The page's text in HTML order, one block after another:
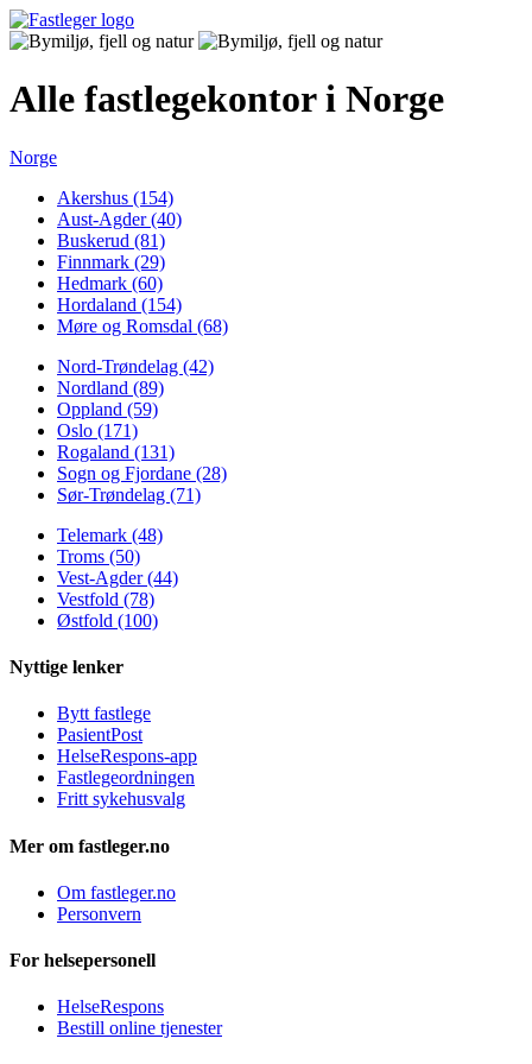
Alle fastlegekontor i Norge
Norge
Akershus (154)
Aust-Agder (40)
Buskerud (81)
Finnmark (29)
Hedmark (60)
Hordaland (154)
Møre og Romsdal (68)
Nord-Trøndelag (42)
Nordland (89)
Oppland (59)
Oslo (171)
Rogaland (131)
Sogn og Fjordane (28)
Sør-Trøndelag (71)
Telemark (48)
Troms (50)
Vest-Agder (44)
Vestfold (78)
Østfold (100)
Nyttige lenker
Bytt fastlege
PasientPost
HelseRespons-app
Fastlegeordningen
Fritt sykehusvalg
Mer om fastleger.no
Om fastleger.no
Personvern
For helsepersonell
HelseRespons
Bestill online tjenester